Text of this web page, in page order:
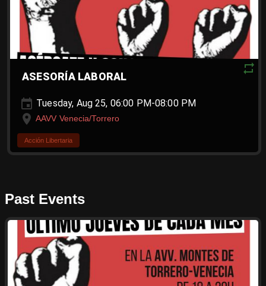
ASESORÍA LABORAL
Tuesday, Aug 25, 06:00 PM-08:00 PM
AAVV Venecia/Torrero
Acción Libertaria
Past Events